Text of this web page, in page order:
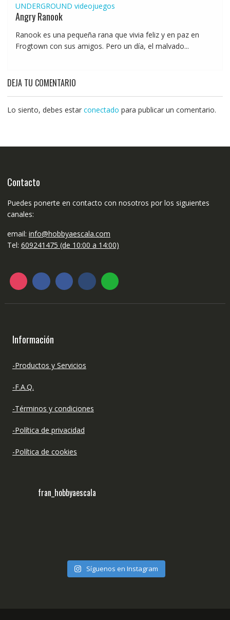
UNDERGROUND videojuegos
Angry Ranook
Ranook es una pequeña rana que vivia feliz y en paz en
Frogtown con sus amigos. Pero un día, el malvado...
DEJA TU COMENTARIO
Lo siento, debes estar conectado para publicar un comentario.
Contacto
Puedes ponerte en contacto con nosotros por los siguientes
canales:
email: info@hobbyaescala.com
Tel: 609241475 (de 10:00 a 14:00)
Información
-Productos y Servicios
-F.A.Q.
-Términos y condiciones
-Política de privacidad
-Política de cookies
fran_hobbyaescala
Síguenos en Instagram